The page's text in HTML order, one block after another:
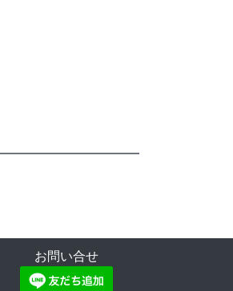
お問い合せ